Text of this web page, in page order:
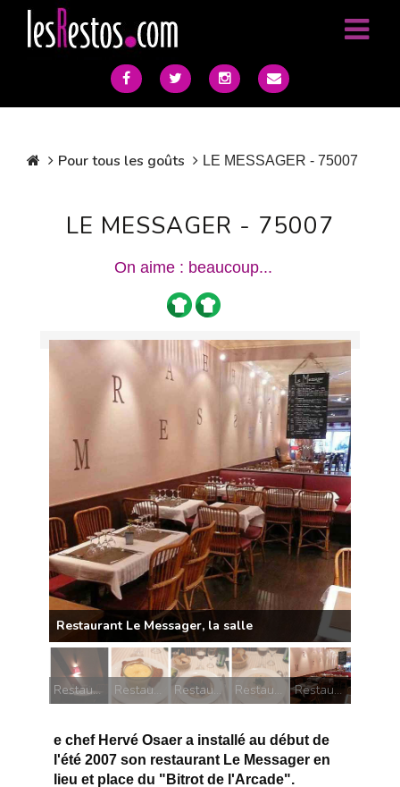
Pour tous les goûts LE MESSAGER - 75007
LE MESSAGER - 75007
On aime : beaucoup...
Restaurant Le Messager, la salle
Restaurant Le Messager, la salle
Restaurant Le Messager, un plat
Restaurant Le Messager, un plat
Restaurant Le Messager, un dessert
Restaurant Le Messager, table discrète
e chef Hervé Osaer a installé au début de
l'été 2007 son restaurant Le Messager en
lieu et place du "Bitrot de l'Arcade".